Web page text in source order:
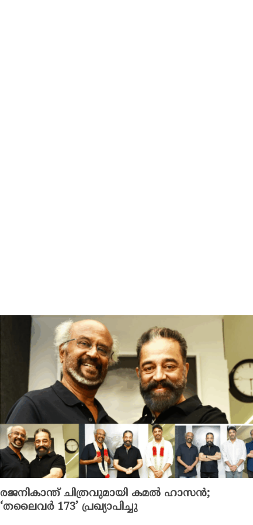
രജനികാന്ത് ചിത്രവുമായി കമൽ ഹാസൻ;
‘തലൈവർ 173’ പ്രഖ്യാപിച്ചു